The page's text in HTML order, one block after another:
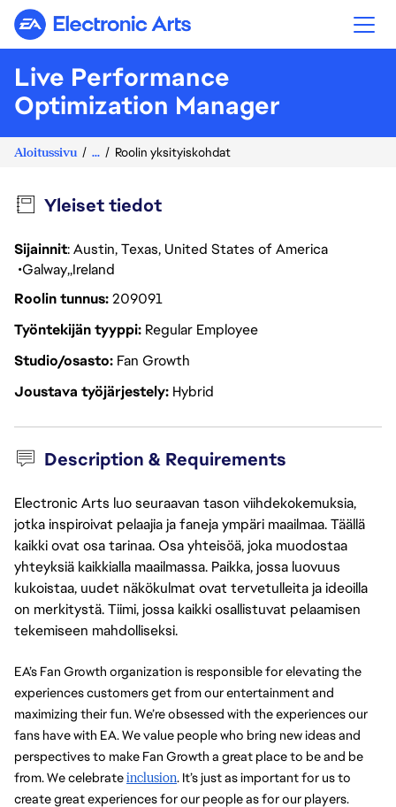
Electronic Arts
Live Performance
Optimization Manager
Aloitussivu ... Roolin yksityiskohdat
Yleiset tiedot
Sijainnit: Austin, Texas, United States of America
Galway Ireland
Roolin tunnus209091
Työntekijän tyyppi Regular Employee
Studio/osasto Fan Growth
Joustava työjärjestely Hybrid
Description & Requirements
Electronic Arts luo seuraavan tason viihdekokemuksia,
jotka inspiroivat pelaajia ja faneja ympäri maailmaa. Täällä
kaikki ovat osa tarinaa. Osa yhteisöä, joka muodostaa
yhteyksiä kaikkialla maailmassa. Paikka, jossa luovuus
kukoistaa, uudet näkökulmat ovat tervetulleita ja ideoilla
on merkitystä. Tiimi, jossa kaikki osallistuvat pelaamisen
tekemiseen mahdolliseksi.
EA’s Fan Growth organization is responsible for elevating the
experiences customers get from our entertainment and
maximizing their fun. We’re obsessed with the experiences our
fans have with EA. We value people who bring new ideas and
perspectives to make Fan Growth a great place to be and be
from. We celebrate inclusion. It’s just as important for us to
create great experiences for our people as for our players.